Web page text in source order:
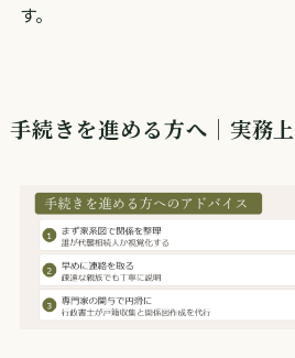
す。
手続きを進める方へ｜実務